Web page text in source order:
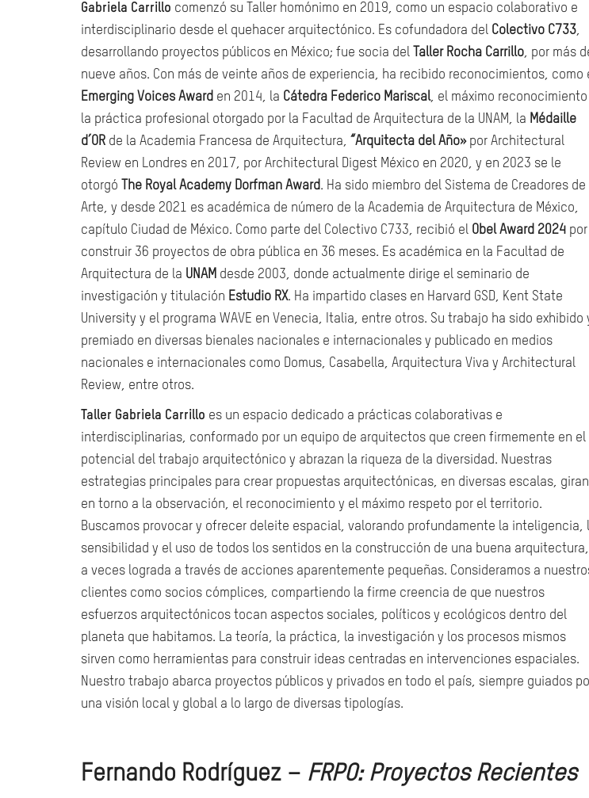
Gabriela Carrillo comenzó su Taller homónimo en 2019, como un espacio colaborativo e
interdisciplinario desde el quehacer arquitectónico. Es cofundadora del Colectivo C733,
desarrollando proyectos públicos en México; fue socia del
Taller Rocha Carrillo, por más
nueve años. Con más de veinte años de experiencia, ha recibido reconocimientos, como
Emerging Voices Award en 2014, la Cátedra Federico Mariscal, el máximo reconocimiento
la práctica profesional otorgado por la Facultad de Arquitectura de la UNAM, la Médaille
d’OR de la Academia Francesa de Arquitectura, “Arquitecta del Año»por Architectural
Review en Londres en 2017, por Architectural Digest México en 2020, y en 2023 se le
otorgó
The Royal Academy Dorfman Award. Ha sido miembro del Sistema de Creadores de
Arte, y desde 2021 es académica de número de la Academia de Arquitectura de México,
capítulo Ciudad de México. Como parte del Colectivo C733, recibió el Obel Award 2024 por
construir 36 proyectos de obra pública en 36 meses. Es académica en la Facultad de
Arquitectura de la UNAM desde 2003, donde actualmente dirige el seminario de
investigación y titulación Estudio RX. Ha impartido clases en Harvard GSD, Kent State
University y el programa WAVE en Venecia, Italia, entre otros. Su trabajo ha sido exhibido
premiado en diversas bienales nacionales e internacionales y publicado en medios
nacionales e internacionales como Domus, Casabella, Arquitectura Viva y Architectural
Review, entre otros.
Taller Gabriela Carrillo es un espacio dedicado a prácticas colaborativas e
interdisciplinarias, conformado por un equipo de arquitectos que creen firmemente en el
potencial del trabajo arquitectónico y abrazan la riqueza de la diversidad. Nuestras
estrategias principales para crear propuestas arquitectónicas, en diversas escalas, giran
en torno a la observación, el reconocimiento y el máximo respeto por el territorio.
Buscamos provocar y ofrecer deleite espacial, valorando profundamente la inteligencia,
sensibilidad y el uso de todos los sentidos en la construcción de una buena arquitectura,
a veces lograda a través de acciones aparentemente pequeñas. Consideramos a
clientes como socios cómplices, compartiendo la firme creencia de que nuestros
esfuerzos arquitectónicos tocan aspectos sociales, políticos y ecológicos dentro del
planeta que habitamos. La teoría, la práctica, la investigación y los procesos mismos
sirven como herramientas para construir ideas centradas en intervenciones espaciales.
Nuestro trabajo abarca proyectos públicos y privados en todo el país, siempre guiados
una visión local y global a lo largo de diversas tipologías.
Fernando Rodríguez – FRPO: Proyectos Recientes